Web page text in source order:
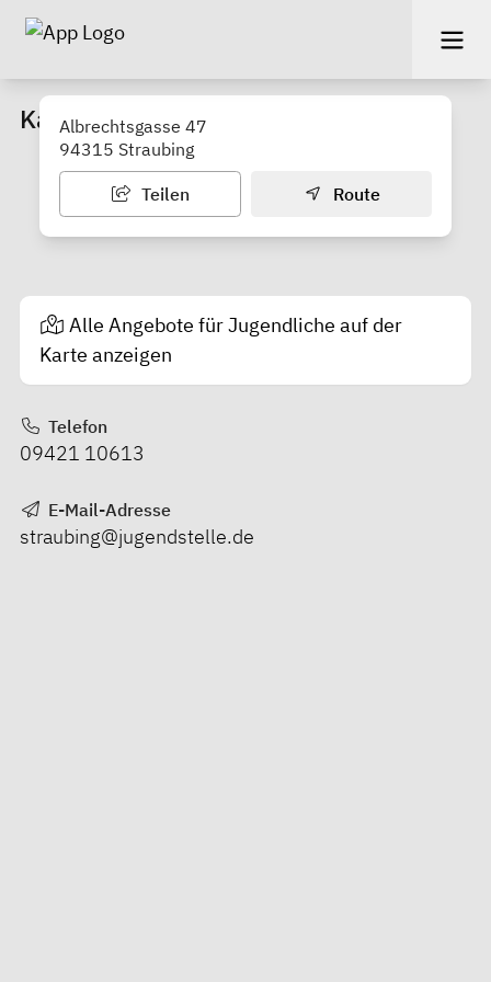
Katholische Jugendstelle
Albrechtsgasse 47
94315 Straubing
Teilen Route
Alle Angebote für Jugendliche auf der
Karte anzeigen
Telefon
09421 10613
E-Mail-Adresse
straubing@jugendstelle.de